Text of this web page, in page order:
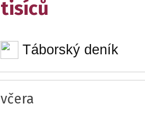
tisíců
Táborský deník
včera